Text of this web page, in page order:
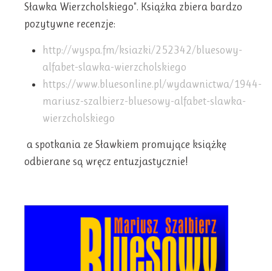
Sławka Wierzcholskiego". Książka zbiera bardzo
pozytywne recenzje:
http://wyspa.fm/ksiazki/252342/bluesowy-
alfabet-slawka-wierzcholskiego
https://www.bluesonline.pl/wydawnictwa/1944-
mariusz-szalbierz-bluesowy-alfabet-slawka-
wierzcholskiego
a spotkania ze Sławkiem promujące książkę
odbierane są wręcz entuzjastycznie!